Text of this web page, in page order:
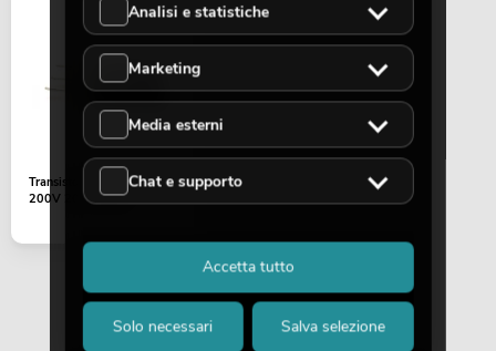
PSSO PA Set PRO L MK2
No. 20000458
Transistor IRFP460A N-Ch
200V 20A Mosfet
Analisi e statistiche
Marketing
Media esterni
Chat e supporto
Solo necessari Salva selezione
Accetta tutto